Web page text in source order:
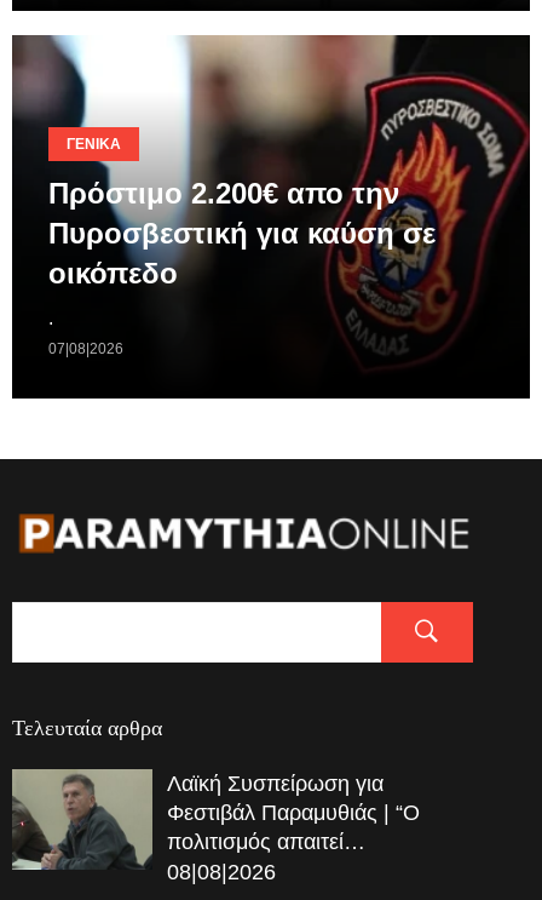
ΓΕΝΙΚΆ
Πρόστιμο 2.200€ απο την
Πυροσβεστική για καύση σε
οικόπεδο
.
07|08|2026
Τελευταία αρθρα
Λαϊκή Συσπείρωση για
Φεστιβάλ Παραμυθιάς | “Ο
πολιτισμός απαιτεί…
08|08|2026